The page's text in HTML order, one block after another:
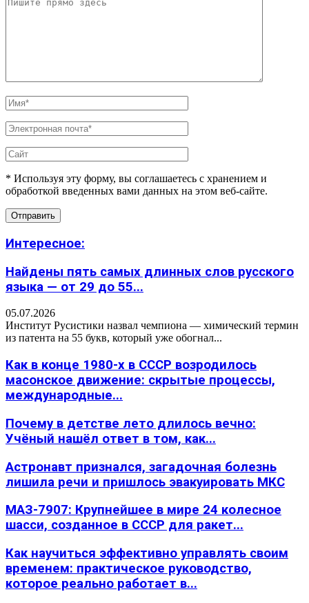
* Используя эту форму, вы соглашаетесь с хранением и
обработкой введенных вами данных на этом веб-сайте.
Интересное:
Найдены пять самых длинных слов русского
языка — от 29 до 55...
05.07.2026
Институт Русистики назвал чемпиона — химический термин
из патента на 55 букв, который уже обогнал...
Как в конце 1980-х в СССР возродилось
масонское движение: скрытые процессы,
международные...
Почему в детстве лето длилось вечно:
Учёный нашёл ответ в том, как...
Астронавт признался, загадочная болезнь
лишила речи и пришлось эвакуировать МКС
МАЗ-7907: Крупнейшее в мире 24 колесное
шасси, созданное в СССР для ракет...
Как научиться эффективно управлять своим
временем: практическое руководство,
которое реально работает в...